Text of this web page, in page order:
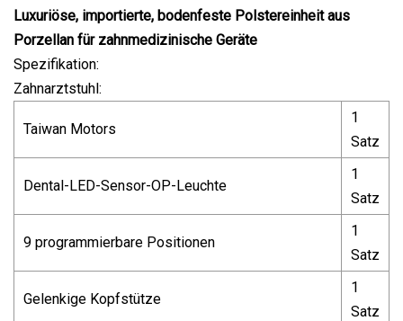
Luxuriöse, importierte, bodenfeste Polstereinheit aus
Porzellan für zahnmedizinische Geräte
Spezifikation:
Zahnarztstuhl:
Taiwan Motors
1
Satz
Dental-LED-Sensor-OP-Leuchte
1
Satz
9 programmierbare Positionen
1
Satz
Gelenkige Kopfstütze
1
Satz